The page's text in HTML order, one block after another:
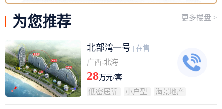
为您推荐 更多楼盘 >
北部湾一号 | 在售
广西-北海
28万元/套
低密居所
小户型 海景地产